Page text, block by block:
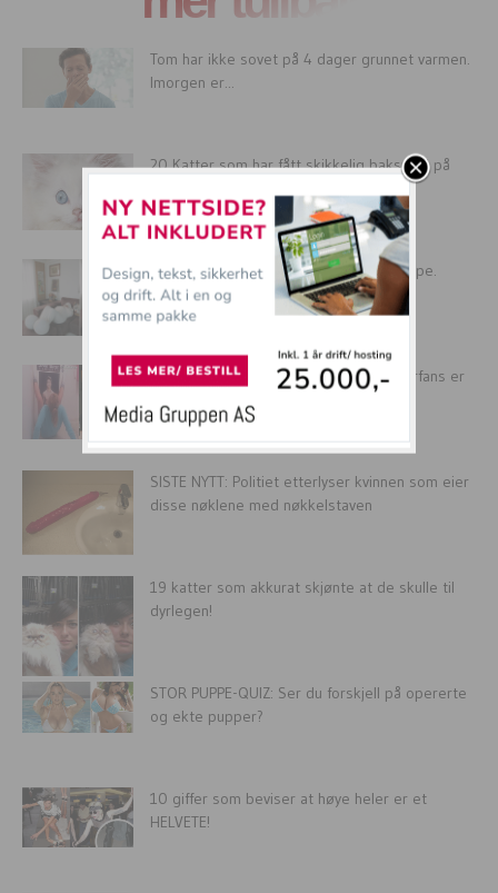
Tom har ikke sovet på 4 dager grunnet varmen.
Imorgen er...
20 Katter som har fått skikkelig baksmell på
Nå kan du kjøpe heldekkende penisteppe.
Kjenner du en jente som...
13 bilder som beviser at dagens Bieberfans er
fremtidens psykriatiske pasienter!
SISTE NYTT: Politiet etterlyser kvinnen som eier
disse nøklene med nøkkelstaven
19 katter som akkurat skjønte at de skulle til
dyrlegen!
STOR PUPPE-QUIZ: Ser du forskjell på opererte
og ekte pupper?
10 giffer som beviser at høye heler er et
HELVETE!